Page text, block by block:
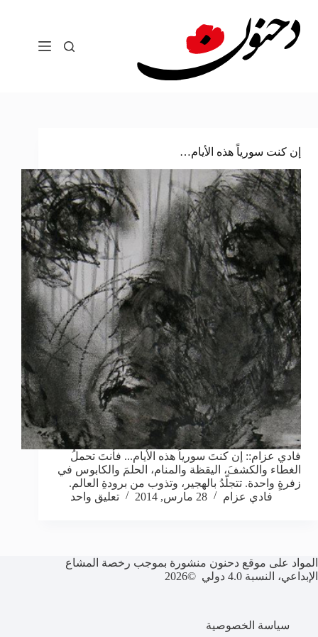
المحتوى
إن كنت سورياً هذه الأيام…
فادي عزام:: إن كنتَ سورياً هذه الأيام... فأنتَ تحملُ
الغطاء والكشفَ، اليقظة والمنام، الحلمَ والكابوس في
زفرةٍ واحدة. تتجلّدُ بالهجير، وتذوب من برودةِ العالم.
فادي عزام
28 مارس, 2014 تعليق واحد
المواد على موقع دحنون منشورة بموجب رخصة المشاع
الإبداعي، النسبة 4.0 دولي ©2026
سياسة الخصوصية